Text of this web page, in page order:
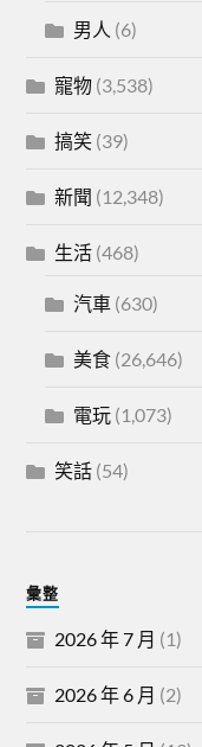
男人 (6)
寵物 (3,538)
搞笑 (39)
新聞 (12,348)
生活 (468)
汽車 (630)
美食 (26,646)
電玩 (1,073)
笑話 (54)
彙整
2026 年 7 月 (1)
2026 年 6 月 (2)